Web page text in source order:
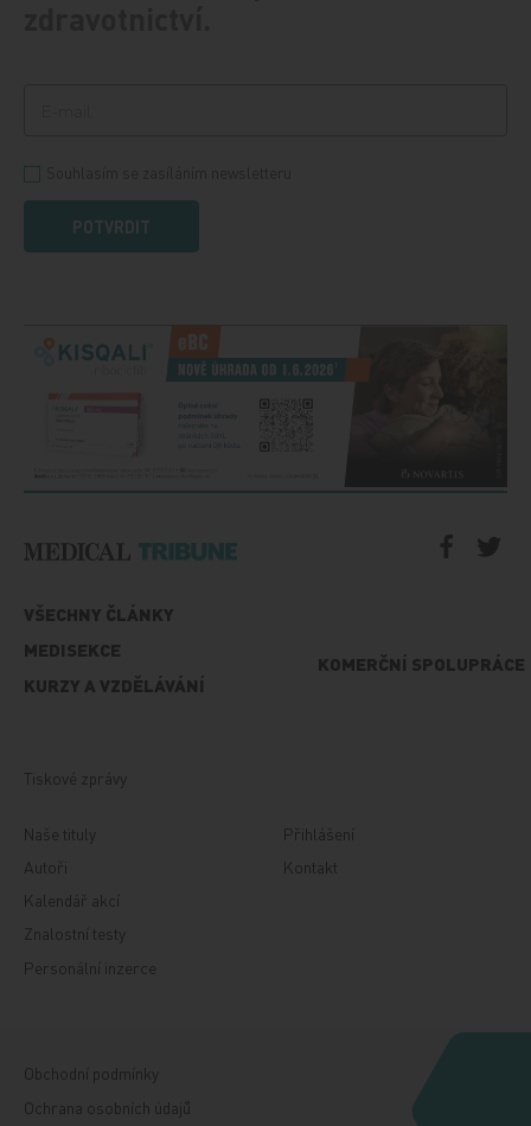
POTVRDIT
VŠECHNY ČLÁNKY
MEDISEKCE
KURZY A VZDĚLÁVÁNÍ
KOMERČNÍ SPOLUPRÁCE
Tiskové zprávy
Naše tituly
Autoři
Kalendář akcí
Znalostní testy
Personální inzerce
Přihlášení
Kontakt
Obchodní podmínky
Ochrana osobních údajů